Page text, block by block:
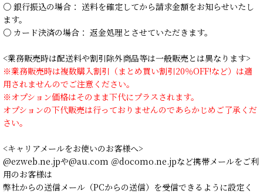
○ 銀行振込の場合： 送料を確定してから請求金額をお知らせいたし
ます。
○ カード決済の場合： 返金処理とさせていただきます。
<業務販売時は配送料や割引除外商品等は一般販売とは異なります>
※業務販売時は複数購入割引（まとめ買い割引20％OFF!など）は適
用されませんのでご注意ください。
※オプション価格はそのまま下代にプラスされます。
オプションの下代販売は行っておりませんのであらかじめご了承くだ
さい。
<キャリアメールをお使いのお客様へ>
@ezweb.ne.jpや@au.com ＠docomo.ne.jpなど携帯メールをご利
用のお客様は
弊社からの送信メール（PCからの送信）を受信できるように設定く